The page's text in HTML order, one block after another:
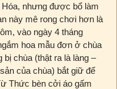
nhưng được bổ làm
này mê rong chơi hơn là
vào ngày 4 tháng
hoa mẫu đơn ở chùa
chùa (thật ra là làng –
của chùa) bắt giữ để
Thức bèn cởi áo gấm